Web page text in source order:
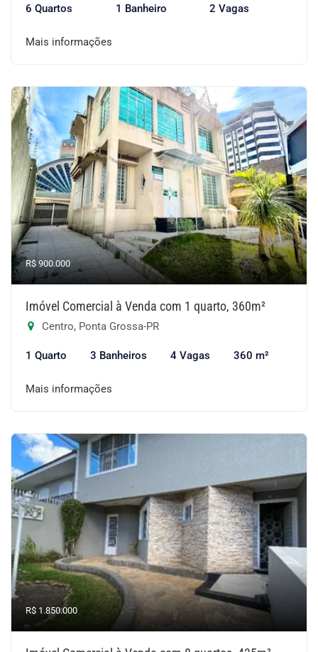
6 Quartos 1 Banheiro 2 Vagas
Mais informações
R$ 900.000
Imóvel Comercial à Venda com 1 quarto, 360m²
Centro, Ponta Grossa-PR
1 Quarto 3 Banheiros 4 Vagas 360 m²
Mais informações
R$ 1.850.000